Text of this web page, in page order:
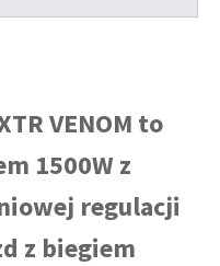
VENOM to
1500W z
regulacji
z biegiem